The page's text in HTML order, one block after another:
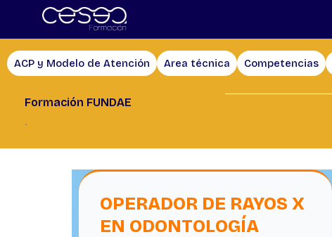
ACP y Modelo de Atención Area técnica Competencias
Formación FUNDAE
.
OPERADOR DE RAYOS X
EN ODONTOLOGÍA